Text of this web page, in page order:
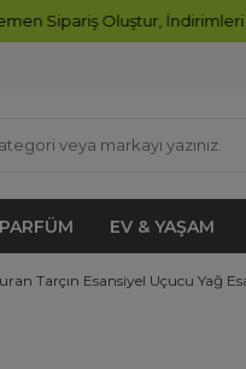
İndirimleri Yakala! •
PARFÜM EV & YAŞAM
Tarçın Esansiyel Uçucu Yağ